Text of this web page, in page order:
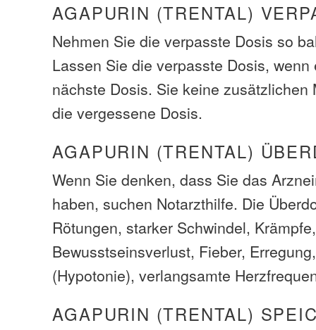
AGAPURIN (TRENTAL)
Nehmen Sie die verpasste Dosis so
Lassen Sie die verpasste Dosis,
nächste Dosis. Sie keine zusätzlichen
die vergessene Dosis.
AGAPURIN (TRENTAL)
Wenn Sie denken, dass Sie das
haben, suchen Notarzthilfe. Die
Rötungen, starker Schwindel,
Bewusstseinsverlust, Fieber,
(Hypotonie), verlangsamte
AGAPURIN (TRENTAL)